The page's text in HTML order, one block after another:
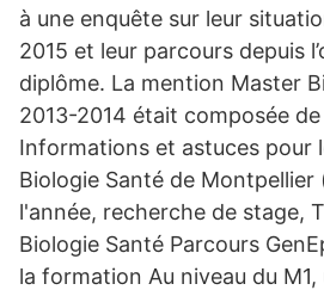
à une enquête sur leur
2015 et leur parcours depuis
diplôme. La mention Master
2013-2014 était composée
Informations et astuces pour
Biologie Santé de
l'année, recherche de stage,
Biologie Santé Parcours
la formation Au niveau du